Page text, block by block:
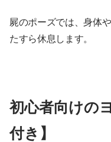
屍のポーズでは、身体
たすら休息します。
初心者向けの
付き】